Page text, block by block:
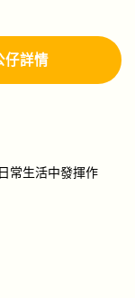
詳情
常生活中發揮作